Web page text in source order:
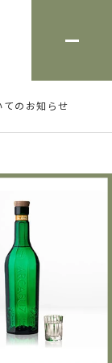
のお知らせ